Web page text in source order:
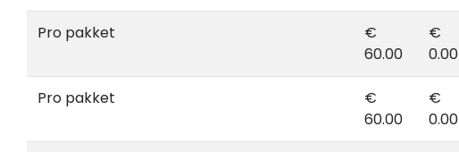
Pro pakket
€
60.00
€
0.00
Pro pakket
€
60.00
€
0.00